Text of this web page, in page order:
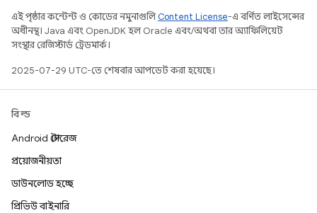
এই পৃষ্ঠার কন্টেন্ট ও কোডের নমুনাগুলিContent License-এ বর্ণিত লাইসেন্সের
অধীনস্থ। Java এবং OpenJDK হল Oracle এবং/অথবা তার অ্যাফিলিয়েট
সংস্থার রেজিস্টার্ড ট্রেডমার্ক।
2025-07-29 UTC-তে শেষবার আপডেট করা হয়েছে।
বিল্ড
Android স্টোরেজ
প্রয়োজনীয়তা
ডাউনলোড হচ্ছে
প্রিভিউ বাইনারি